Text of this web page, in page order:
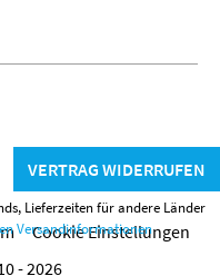
VERTRAG WIDERRUFEN
Cookie Einstellungen
Lieferzeiten für andere Länder
Versandinformationen
- 2026